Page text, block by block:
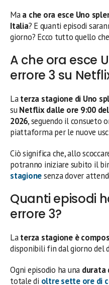
Maa che ora esce Uno
Italia? E quanti episodi
giorno? Ecco tutto quello che
A che ora esce
errore 3 su
Laterza stagione di Uno
suNetflix dalle ore 9:00
2026, seguendo il consueto
piattaforma per le nuove
Ciò significa che, allo
potranno iniziare subito il
stagionesenza dover
Quanti episodi
errore 3?
Laterza stagione è
disponibili fin dal giorno del
Ogni episodio ha una durata
totale di oltre sette ore di